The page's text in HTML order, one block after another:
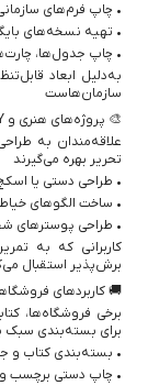
• چاپ فرم‌های
• تهیه نسخه‌های
• چاپ جدول‌ها،
به‌دلیل ابعاد
سازمان‌هاست
🎨 پروژه‌های هنری و DIY
تحریر بهره می‌گیرند
• طراحی دستی یا
• ساخت الگوهای
• طراحی پوسترهای
کاربرانی که به
برش‌پذیر استقبال
🚚 کاربردهای
برخی فروشگاه‌ها،
برای بسته‌بندی سبک
• بسته‌بندی کتاب و
• چاپ دستی برچسب و